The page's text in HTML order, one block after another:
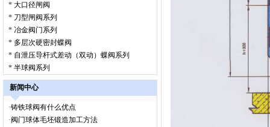
* 大口径闸阀
* 刀型闸阀系列
* 冶金阀门系列
* 多层次硬密封蝶阀
* 自泄压导杆式差动（双动）蝶阀系列
* 半球阀系列
新闻中心
·铸铁球阀有什么优点
·阀门球体毛坯锻造加工方法